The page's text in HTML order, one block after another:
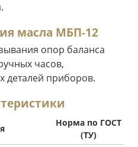
масла МБП-12
опор баланса
часов,
деталей приборов.
Норма по ГОСТ
(ТУ)